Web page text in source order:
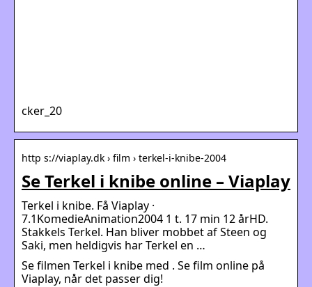
cker_20
http s://viaplay.dk › film › terkel-i-knibe-2004
Se Terkel i knibe online – Viaplay
Terkel i knibe. Få Viaplay ·
7.1KomedieAnimation2004 1 t. 17 min 12 årHD.
Stakkels Terkel. Han bliver mobbet af Steen og
Saki, men heldigvis har Terkel en …
Se filmen Terkel i knibe med . Se film online på
Viaplay, når det passer dig!